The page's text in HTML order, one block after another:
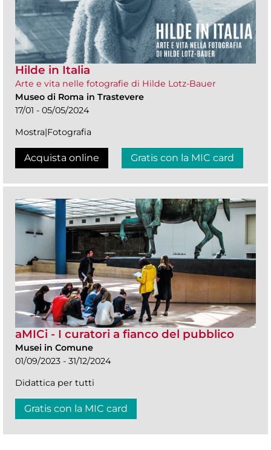
Hilde in Italia
Arte e vita nelle fotografie di Hilde Lotz-Bauer
Museo di Roma in Trastevere
17/01 - 05/05/2024
Mostra|Fotografia
Acquista online Gratis con la MIC card
aMICi - I curatori a fianco del pubblico
Musei in Comune
01/09/2023 - 31/12/2024
Didattica per tutti
Gratis con la MIC card